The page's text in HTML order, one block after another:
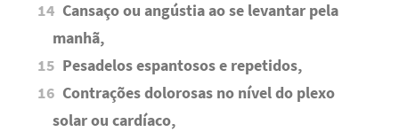
Cansaço ou angústia ao se levantar pela
manhã,
Pesadelos espantosos e repetidos,
Contrações dolorosas no nível do plexo
solar ou cardíaco,